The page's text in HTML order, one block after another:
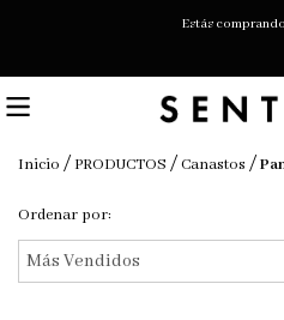
Estás
Inicio /PRODUCTOS /Canastos /
Ordenar por: